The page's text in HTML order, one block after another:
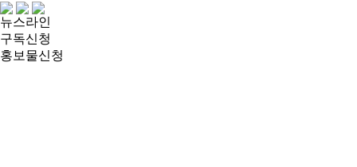
뉴스라인
구독신청
홍보물신청